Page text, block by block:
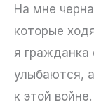
На мне
которые
я гражданка
улыбаются,
к этой